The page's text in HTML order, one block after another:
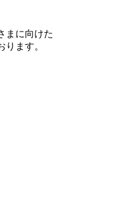
まに向けた
ります。